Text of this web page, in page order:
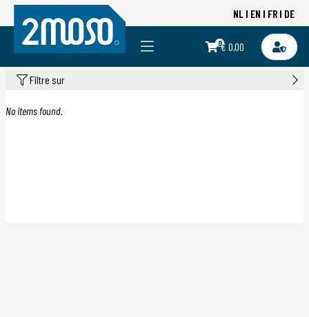
NL EN FR DE
0€ 0,00
Filtre sur
No items found.